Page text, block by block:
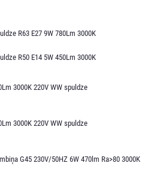
R63 E27 9W 780Lm 3000K
R50 E14 5W 450Lm 3000K
3000K 220V WW spuldze
3000K 220V WW spuldze
G45 230V/50HZ 6W 470lm Ra>80 3000K